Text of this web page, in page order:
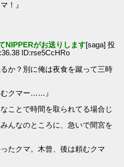
！』
NIPPERがお送りします[saga] 投
ID:rse5CcHRo
か？別に俺は夜食を蹴って三時
クマー……』
ことで時間を取られてる場合じ
のところに、急いで間宮を
たクマ。木曾、後は頼むクマ